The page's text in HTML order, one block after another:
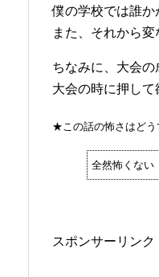
僕の学校では誰か
また、それから変
ちなみに、大会の
大会の時に押して
★この話の怖さはどう
全然怖くない
スポンサーリンク